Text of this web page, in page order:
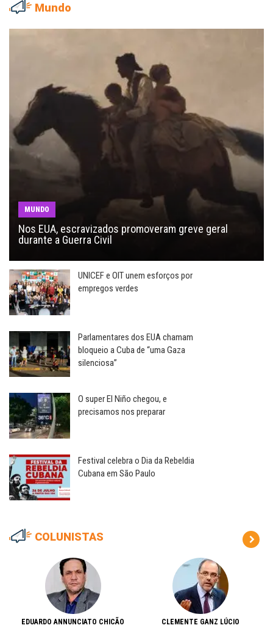
Mundo
MUNDO
Nos EUA, escravizados promoveram greve geral
durante a Guerra Civil
UNICEF e OIT unem esforços por
empregos verdes
Parlamentares dos EUA chamam
bloqueio a Cuba de “uma Gaza
silenciosa”
O super El Niño chegou, e
precisamos nos preparar
Festival celebra o Dia da Rebeldia
Cubana em São Paulo
COLUNISTAS
EDUARDO ANNUNCIATO CHICÃO CLEMENTE GANZ LÚCIO